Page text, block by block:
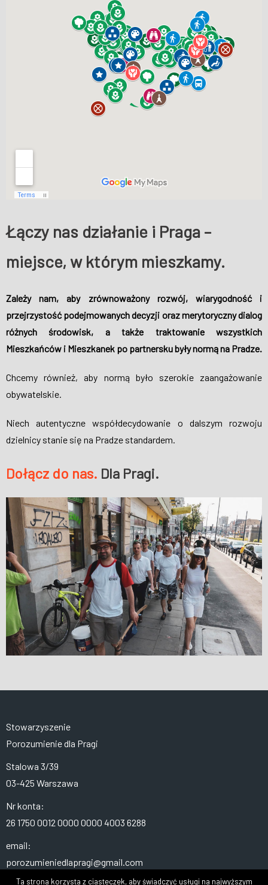
Łączy nas działanie i Praga –
miejsce, w którym mieszkamy.
Zależy nam, aby zrównoważony rozwój, wiarygodność i
przejrzystość podejmowanych decyzji oraz merytoryczny dialog
różnych środowisk, a także traktowanie wszystkich
Mieszkańców i Mieszkanek po partnersku były normą na Pradze.
Chcemy również, aby normą było szerokie zaangażowanie
obywatelskie.
Niech autentyczne współdecydowanie o dalszym rozwoju
dzielnicy stanie się na Pradze standardem.
Dołącz do nas. Dla Pragi.
Stowarzyszenie
Porozumienie dla Pragi
Stalowa 3/39
03-425 Warszawa
Nr konta:
26 1750 0012 0000 0000 4003 6288
email:
porozumieniedlapragi@gmail.com
Ta strona korzysta z ciasteczek, aby świadczyć usługi na najwyższym